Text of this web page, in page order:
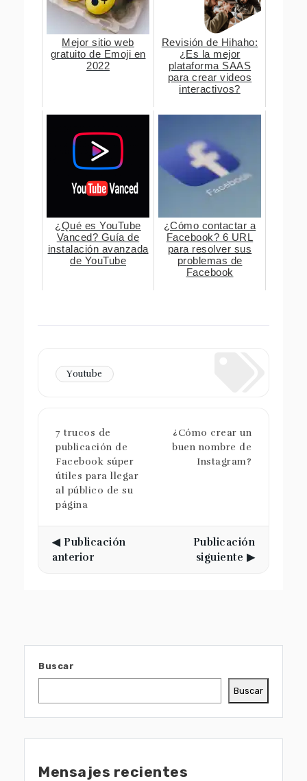
Mejor sitio web
gratuito de Emoji en
2022
Revisión de Hihaho:
¿Es la mejor
plataforma SAAS
para crear videos
interactivos?
¿Qué es YouTube
Vanced? Guía de
instalación avanzada
de YouTube
¿Cómo contactar a
Facebook? 6 URL
para resolver sus
problemas de
Facebook
Youtube
7 trucos de
publicación de
Facebook súper
útiles para llegar
al público de su
página
¿Cómo crear un
buen nombre de
Instagram?
◀ Publicación
anterior
Publicación
siguiente ▶
Buscar
Buscar
Mensajes recientes